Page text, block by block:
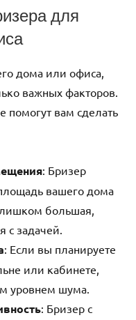
для
дома или офиса,
важных факторов.
помогут вам сделать
: Бризер
вашего дома
большая,
с задачей.
: Если вы планируете
или кабинете,
уровнем шума.
: Бризер с